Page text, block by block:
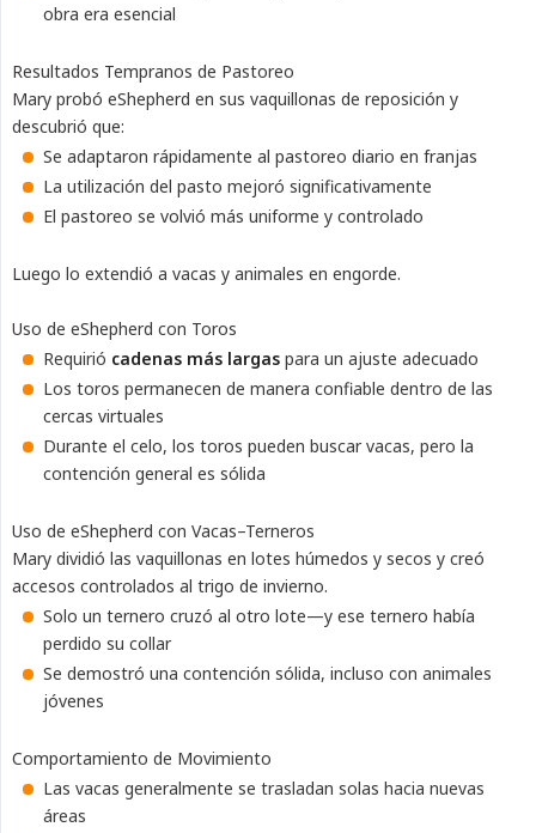
obra era esencial
Resultados Tempranos de Pastoreo
Mary probó eShepherd en sus vaquillonas de reposición y
descubrió que:
Se adaptaron rápidamente al pastoreo diario en franjas
La utilización del pasto mejoró significativamente
El pastoreo se volvió más uniforme y controlado
Luego lo extendió a vacas y animales en engorde.
Uso de eShepherd con Toros
Requirió cadenas más largas para un ajuste adecuado
Los toros permanecen de manera confiable dentro de las
cercas virtuales
Durante el celo, los toros pueden buscar vacas, pero la
contención general es sólida
Uso de eShepherd con Vacas–Terneros
Mary dividió las vaquillonas en lotes húmedos y secos y creó
accesos controlados al trigo de invierno.
Solo un ternero cruzó al otro lote—y ese ternero había
perdido su collar
Se demostró una contención sólida, incluso con animales
jóvenes
Comportamiento de Movimiento
Las vacas generalmente se trasladan solas hacia nuevas
áreas